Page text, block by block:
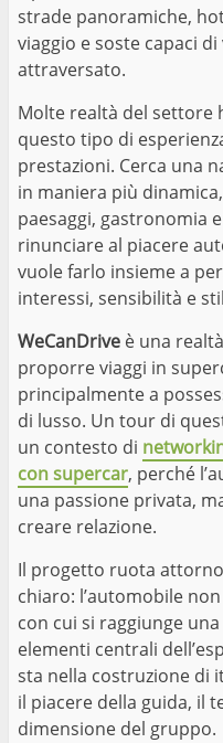
strade panoramiche,
viaggio e soste capaci
attraversato.
Molte realtà del settore
questo tipo di
prestazioni. Cerca una
in maniera più
paesaggi, gastronomia
rinunciare al piacere
vuole farlo insieme a
interessi, sensibilità e
WeCanDrive è una
proporre viaggi in
principalmente a
di lusso. Un tour di
un contesto di
con supercar, perché
una passione privata,
creare relazione.
Il progetto ruota
chiaro: l’automobile
con cui si raggiunge
elementi centrali
sta nella costruzione di
il piacere della guida, il
dimensione del gruppo.